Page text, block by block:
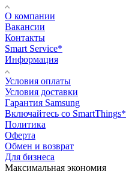
О компании
Вакансии
Контакты
Smart Service*
Информация
Условия оплаты
Условия доставки
Гарантия Samsung
Включайтесь со SmartThings*
Политика
Оферта
Обмен и возврат
Для бизнеса
Максимальная экономия